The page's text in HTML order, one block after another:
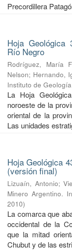
Precordillera
Hoja Geológica
Río Negro
Rodríguez, María
Nelson; Hernando,
Instituto de
La Hoja
noroeste de la
oriental de la
Las unidades
Hoja Geológica
(versión final)
Lizuaín, Antonio;
Minero Argentino.
2010)
La comarca que
occidental de la
que la mitad
Chubut y de las